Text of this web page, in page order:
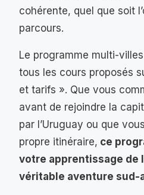
cohérente, quel que soit
parcours.
Le programme multi-
tous les cours proposés
et tarifs ». Que vous
avant de rejoindre la
par l’Uruguay ou que
propre itinéraire, ce
votre apprentissage de
véritable aventure sud-